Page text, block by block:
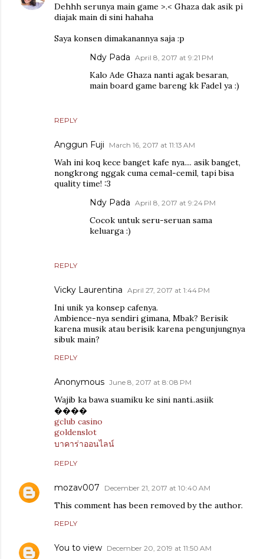
Dehhh serunya main game >.< Ghaza dak asik pi
diajak main di sini hahaha
Saya konsen dimakanannya saja :p
REPLY
Ndy Pada April 8, 2017 at 9:21 PM
Kalo Ade Ghaza nanti agak besaran,
main board game bareng kk Fadel ya :)
Anggun Fuji March 16, 2017 at 11:13 AM
Wah ini koq kece banget kafe nya.... asik banget,
nongkrong nggak cuma cemal-cemil, tapi bisa
quality time! :3
REPLY
Ndy Pada April 8, 2017 at 9:24 PM
Cocok untuk seru-seruan sama
keluarga :)
Vicky Laurentina April 27, 2017 at 1:44 PM
Ini unik ya konsep cafenya.
Ambience-nya sendiri gimana, Mbak? Berisik
karena musik atau berisik karena pengunjungnya
sibuk main?
REPLY
Anonymous June 8, 2017 at 8:08 PM
Wajib ka bawa suamiku ke sini nanti..asiik
����
gclub casino
goldenslot
บาคาร่าออนไลน์
REPLY
mozav007 December 21, 2017 at 10:40 AM
This comment has been removed by the author.
REPLY
You to view December 20, 2019 at 11:50 AM